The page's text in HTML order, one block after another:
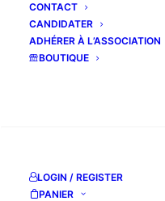
CONTACT
CANDIDATER
ADHÉRER À L’ASSOCIATION
BOUTIQUE
LOGIN / REGISTER
PANIER